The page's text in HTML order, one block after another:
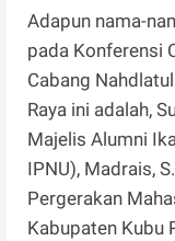
Adapun nama-
pada Konferensi
Cabang
Raya ini adalah,
Majelis Alumni
IPNU), Madrais,
Pergerakan
Kabupaten Kubu